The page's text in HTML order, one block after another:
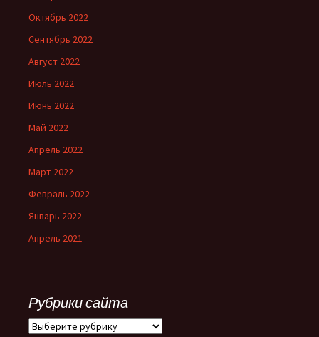
Октябрь 2022
Сентябрь 2022
Август 2022
Июль 2022
Июнь 2022
Май 2022
Апрель 2022
Март 2022
Февраль 2022
Январь 2022
Апрель 2021
Рубрики сайта
Рубрики